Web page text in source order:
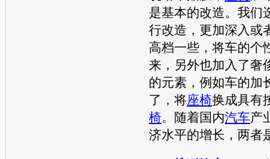
是基本的改造。我们
行改造，更加深入或
高档一些，将车的个
来，另外也加入了奢
的元素，例如车的加
了，将座椅换成具有
椅。随着国内汽车产
济水平的增长，两者